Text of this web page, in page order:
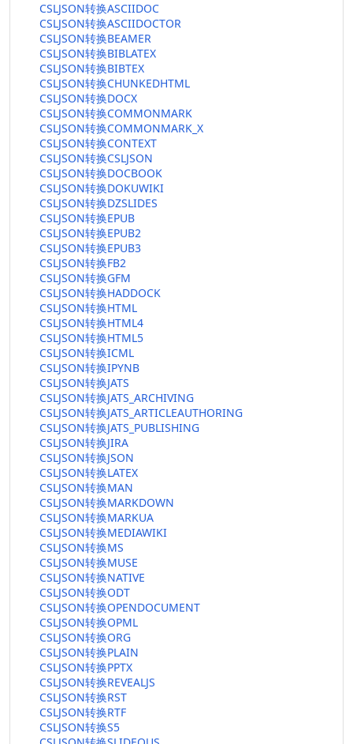
CSLJSON转换ASCIIDOC
CSLJSON转换ASCIIDOCTOR
CSLJSON转换BEAMER
CSLJSON转换BIBLATEX
CSLJSON转换BIBTEX
CSLJSON转换CHUNKEDHTML
CSLJSON转换DOCX
CSLJSON转换COMMONMARK
CSLJSON转换COMMONMARK_X
CSLJSON转换CONTEXT
CSLJSON转换CSLJSON
CSLJSON转换DOCBOOK
CSLJSON转换DOKUWIKI
CSLJSON转换DZSLIDES
CSLJSON转换EPUB
CSLJSON转换EPUB2
CSLJSON转换EPUB3
CSLJSON转换FB2
CSLJSON转换GFM
CSLJSON转换HADDOCK
CSLJSON转换HTML
CSLJSON转换HTML4
CSLJSON转换HTML5
CSLJSON转换ICML
CSLJSON转换IPYNB
CSLJSON转换JATS
CSLJSON转换JATS_ARCHIVING
CSLJSON转换JATS_ARTICLEAUTHORING
CSLJSON转换JATS_PUBLISHING
CSLJSON转换JIRA
CSLJSON转换JSON
CSLJSON转换LATEX
CSLJSON转换MAN
CSLJSON转换MARKDOWN
CSLJSON转换MARKUA
CSLJSON转换MEDIAWIKI
CSLJSON转换MS
CSLJSON转换MUSE
CSLJSON转换NATIVE
CSLJSON转换ODT
CSLJSON转换OPENDOCUMENT
CSLJSON转换OPML
CSLJSON转换ORG
CSLJSON转换PLAIN
CSLJSON转换PPTX
CSLJSON转换REVEALJS
CSLJSON转换RST
CSLJSON转换RTF
CSLJSON转换S5